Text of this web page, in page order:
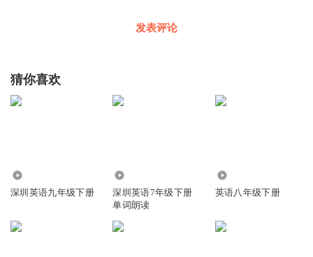
发表评论
猜你喜欢
深圳英语九年级下册
深圳英语7年级下册
单词朗读
英语八年级下册